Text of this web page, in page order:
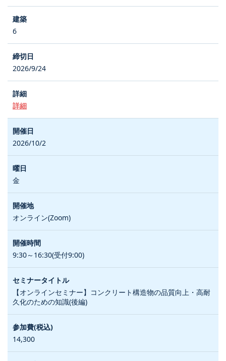
6
2026/9/24
詳細
2026/10/2
金
オンライン(Zoom)
9:30～16:30(受付9:00)
【オンラインセミナー】コンクリート構造物の品質向上・高耐
久化のための知識(後編)
14,300